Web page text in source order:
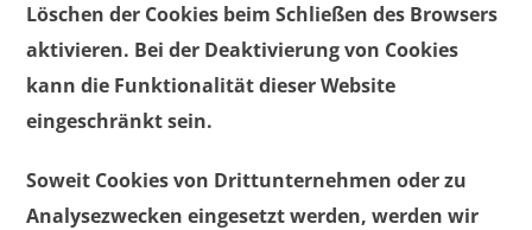
Löschen der Cookies beim Schließen des Browsers
aktivieren. Bei der Deaktivierung von Cookies
kann die Funktionalität dieser Website
eingeschränkt sein.
Soweit Cookies von Drittunternehmen oder zu
Analysezwecken eingesetzt werden, werden wir